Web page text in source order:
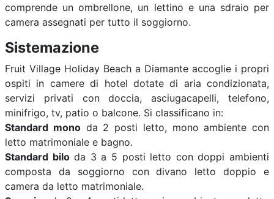
comprende un ombrellone, un lettino e una sdraio per
camera assegnati per tutto il soggiorno.
Sistemazione
Fruit Village Holiday Beach a Diamante accoglie i propri
ospiti in camere di hotel dotate di aria condizionata,
servizi privati con doccia, asciugacapelli, telefono,
minifrigo, tv, patio o balcone. Si classificano in:
Standard monoda 2 posti letto, mono ambiente con
letto matrimoniale e bagno.
Standard biloda 3 a 5 posti letto con doppi ambienti
composta da soggiorno con divano letto doppio e
camera da letto matrimoniale.